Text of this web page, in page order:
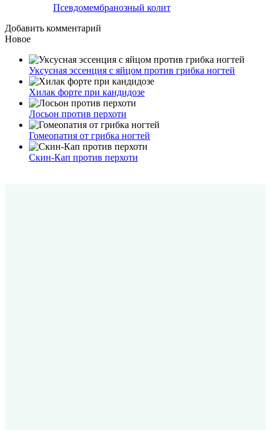
Псевдомембранозный колит
Добавить комментарий
Новое
Уксусная эссенция с яйцом против грибка ногтей
Хилак форте при кандидозе
Лосьон против перхоти
Гомеопатия от грибка ногтей
Скин-Кап против перхоти